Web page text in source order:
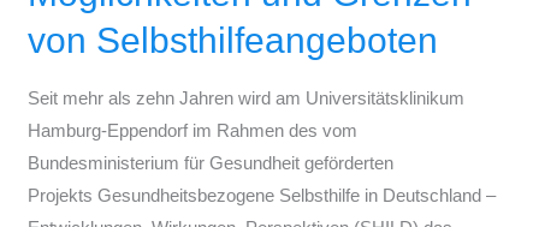
von Selbsthilfeangeboten
Seit mehr als zehn Jahren wird am Universitätsklinikum
Hamburg-Eppendorf im Rahmen des vom
Bundesministerium für Gesundheit geförderten
Projekts Gesundheitsbezogene Selbsthilfe in Deutschland –
Möglichkeiten
und
von
Selbsthilfeangeboten